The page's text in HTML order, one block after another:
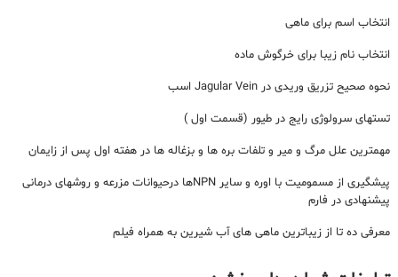
انتخاب اسم برای ماهی
انتخاب نام زیبا برای خرگوش ماده
نحوه صحیح تزریق وریدی در Jagular Vein اسب
تستهای سرولوژی رایج در طیور (قسمت اول )
مهمترین علل مرگ و میر و تلفات بره ها و بزغاله ها در هفته اول پس از زایمان
پیشگیری از مسمومیت با اوره و سایر NPNها درحیوانات مزرعه و روشهای درمانی
پیشنهادی در فارم
معرفی ده تا از زیباترین ماهی های آب شیرین به همراه فیلم